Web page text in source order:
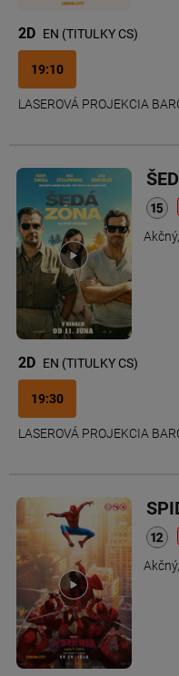
2D EN (TITULKY CS)
19:10
LASEROVÁ PROJEKCIA
2D EN (TITULKY CS)
19:30
LASEROVÁ PROJEKCIA